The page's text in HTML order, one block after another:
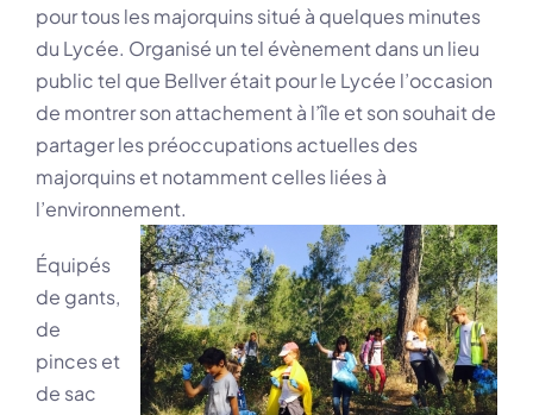
pour tous les majorquins situé à quelques minutes
du Lycée. Organisé un tel évènement dans un lieu
public tel que Bellver était pour le Lycée l’occasion
de montrer son attachement à l’île et son souhait de
partager les préoccupations actuelles des
majorquins et notamment celles liées à
l’environnement.
Équipés
de gants,
de
pinces et
de sac